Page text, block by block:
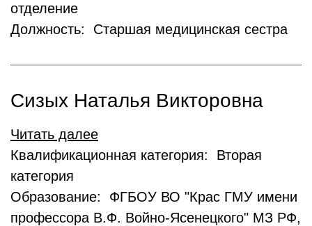
отделение
Должность: Старшая медицинская сестра
Сизых Наталья Викторовна
Читать далее
Квалификационная категория: Вторая
категория
Образование: ФГБОУ ВО "Крас ГМУ имени
профессора В.Ф. Войно-Ясенецкого" МЗ РФ,